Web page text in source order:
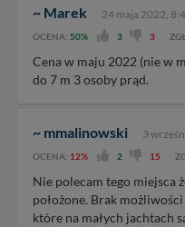
~ Marek 24 maja 2022,
OCENA: 50% 3 3
Cena w maju 2022 (nie w
do 7 m 3 osoby prąd.
~ mmalinowski 3
OCENA: 12% 2 15
Nie polecam tego miejsca
położone. Brak
które na małych jachtach